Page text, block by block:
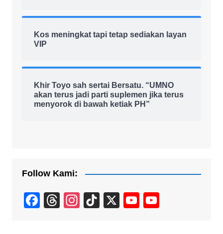
Kos meningkat tapi tetap sediakan layan
VIP
Khir Toyo sah sertai Bersatu. “UMNO
akan terus jadi parti suplemen jika terus
menyorok di bawah ketiak PH”
Follow Kami:
F
T
In
Ti
X
Y